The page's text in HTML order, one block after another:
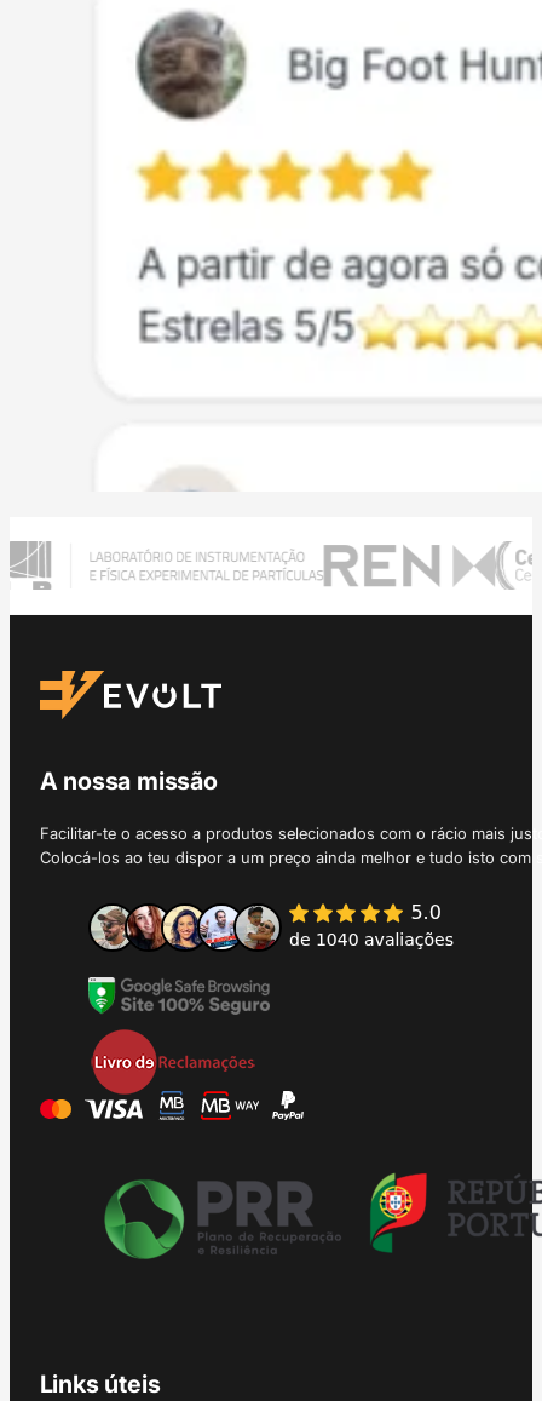
A nossa missão
Facilitar-te o acesso a produtos selecionados com o rácio mais
Colocá-los ao teu dispor a um preço ainda melhor e tudo isto
Links úteis